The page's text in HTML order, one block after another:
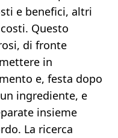
e benefici, altri
Questo
di fronte
in
e, festa dopo
ingrediente, e
insieme
La ricerca